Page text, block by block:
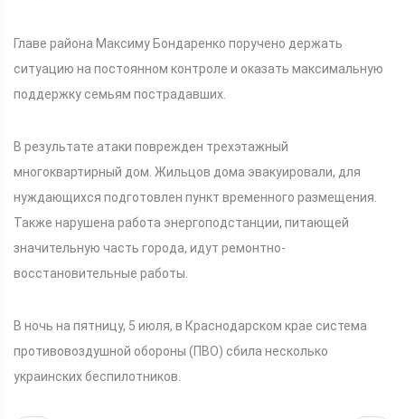
Главе района Максиму Бондаренко поручено держать
ситуацию на постоянном контроле и оказать максимальную
поддержку семьям пострадавших.
В результате атаки поврежден трехэтажный
многоквартирный дом. Жильцов дома эвакуировали, для
нуждающихся подготовлен пункт временного размещения.
Также нарушена работа энергоподстанции, питающей
значительную часть города, идут ремонтно-
восстановительные работы.
В ночь на пятницу, 5 июля, в Краснодарском крае система
противовоздушной обороны (ПВО) сбила несколько
украинских беспилотников.